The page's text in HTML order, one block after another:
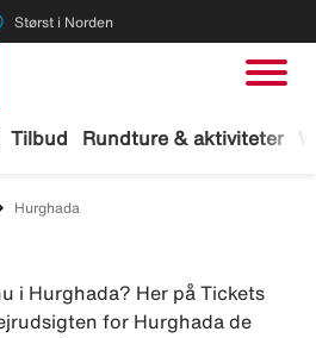
Størst i Norden
Tilbud Rundture & aktiviteter
Hurghada
i Hurghada? Her på Tickets
for Hurghada de